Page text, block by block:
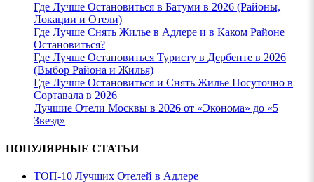
Где Лучше Остановиться в Батуми в 2026 (Районы,
Локации и Отели)
Где Лучше Снять Жилье в Адлере и в Каком Районе
Остановиться?
Где Лучше Остановиться Туристу в Дербенте в 2026
(Выбор Района и Жилья)
Где Лучше Остановиться и Снять Жилье Посуточно в
Сортавала в 2026
Лучшие Отели Москвы в 2026 от «Эконома» до «5
Звезд»
ПОПУЛЯРНЫЕ СТАТЬИ
ТОП-10 Лучших Отелей в Адлере